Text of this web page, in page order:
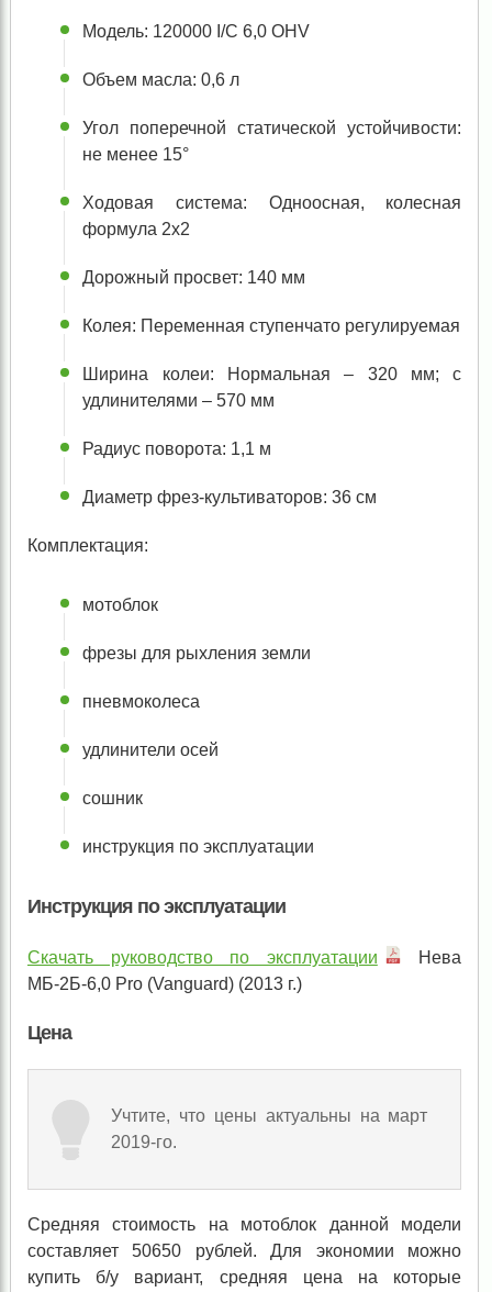
Модель: 120000 I/C 6,0 OHV
Объем масла: 0,6 л
Угол поперечной статической устойчивости:
не менее 15°
Ходовая система: Одноосная, колесная
формула 2х2
Дорожный просвет: 140 мм
Колея: Переменная ступенчато регулируемая
Ширина колеи: Нормальная – 320 мм; с
удлинителями – 570 мм
Радиус поворота: 1,1 м
Диаметр фрез-культиваторов: 36 см
Комплектация:
мотоблок
фрезы для рыхления земли
пневмоколеса
удлинители осей
сошник
инструкция по эксплуатации
Инструкция по эксплуатации
Скачать руководство по эксплуатации
Нева
МБ-2Б-6,0 Pro (Vanguard) (2013 г.)
Цена
Учтите, что цены актуальны на март
2019-го.
Средняя стоимость на мотоблок данной модели
составляет 50650 рублей. Для экономии можно
купить б/у вариант, средняя цена на которые